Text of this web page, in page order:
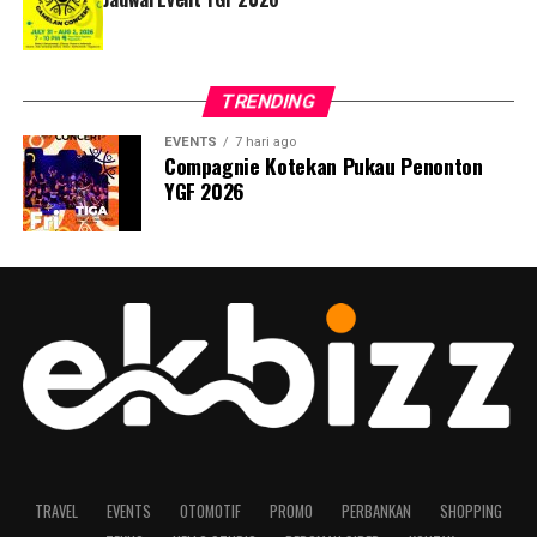
TRENDING
EVENTS 7 hari ago
Compagnie Kotekan Pukau Penonton
YGF 2026
TRAVEL EVENTS OTOMOTIF PROMO PERBANKAN
SHOPPING